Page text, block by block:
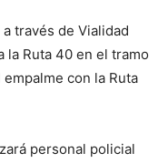
través de Vialidad
la Ruta 40 en el tramo
con la Ruta
personal policial